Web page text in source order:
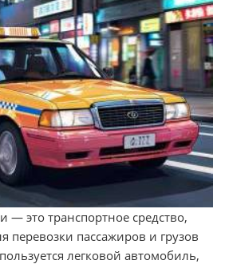
— это транспортное средство,
перевозки пассажиров и грузов
легковой автомобиль,